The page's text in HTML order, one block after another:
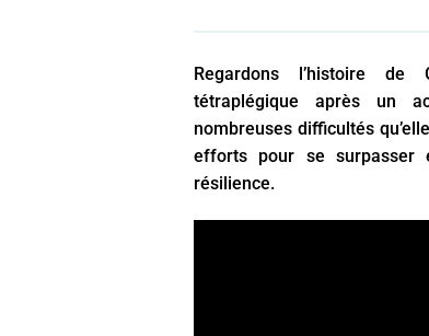
Regardons l’histoire
tétraplégique après un
nombreuses difficultés
efforts pour se surpasser
résilience.